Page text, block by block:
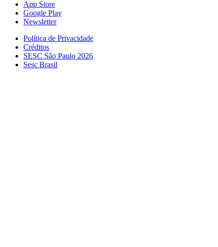
App Store
Google Play
Newsletter
Política de Privacidade
Créditos
SESC São Paulo 2026
Sesc Brasil